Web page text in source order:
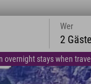
overnight stays when
Wer
2 Gäste